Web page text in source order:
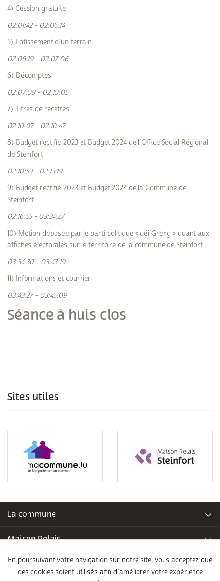
4) Cession gratuite
02:01:42 - 02:06:14
5) Lotissement d’un terrain
02:06:19 - 02:07:06
6) Décomptes
02:07:09 - 02:10:05
7) Titres de recettes
02:10:07 - 02:10:47
8) Budget rectifié 2023 et Budget 2024 de l’Office Social Régional
de Steinfort
02:10:53 - 02:13:19
9) Budget rectifié 2023 et Budget 2024 de la Commune de
Steinfort
02:16:55 - 03:34:27
10) Motion déposée par le parti politique « déi Gréng » quant aux
affiches électorales sur le territoire de la commune de Steinfort
03:34:30 - 03:43:19
11) Informations et courrier
03:43:27 - 03:45:09
Séance à huis clos
Sites utiles
La commune
Maison Relais
Piscine communale
En poursuivant votre navigation sur notre site, vous acceptez que
des cookies soient utilisés afin d’améliorer votre expérience